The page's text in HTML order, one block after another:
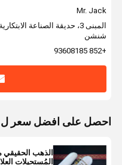
Mr. Jack
المبنى 3، حديقة الصناعة
شنشن
+852 93608185
احصل على افضل سعر ل
المُستحيلات